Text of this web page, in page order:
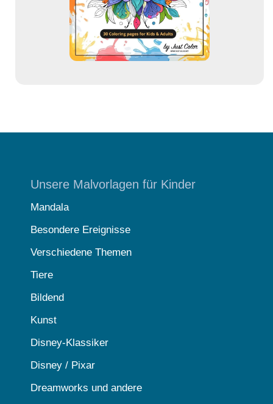
Unsere Malvorlagen für Kinder
Mandala
Besondere Ereignisse
Verschiedene Themen
Tiere
Bildend
Kunst
Disney-Klassiker
Disney / Pixar
Dreamworks und andere